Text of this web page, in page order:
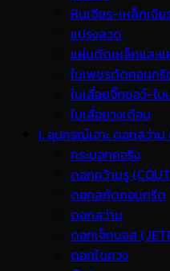
หินเจียร-เหล็กเจีย
แปรงลวด
แผ่นตัดเหล็กและแ
ใบเพชรตัดคอนกรี
ใบเลื่อยจิ๊กซอว์-ใ
ใบเลื่อยวงเดือน
I. อุปกรณ์เจาะ ดอกสว่า
กระบอกคอริ่ง
ดอกคว้านรู
ดอกสกัดคอนกรีต
ดอกสว่าน
ดอกเจ็ทบอส
ดอกไขควง